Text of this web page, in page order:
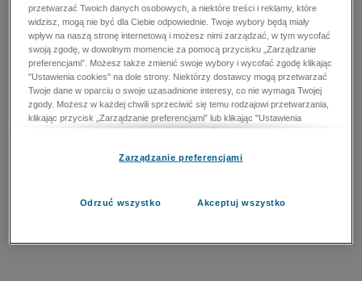
przetwarzać Twoich danych osobowych, a niektóre treści i reklamy, które
widzisz, mogą nie być dla Ciebie odpowiednie. Twoje wybory będą miały
wpływ na naszą stronę internetową i możesz nimi zarządzać, w tym wycofać
swoją zgodę, w dowolnym momencie za pomocą przycisku „Zarządzanie
preferencjami”. Możesz także zmienić swoje wybory i wycofać zgodę klikając
"Ustawienia cookies" na dole strony. Niektórzy dostawcy mogą przetwarzać
Twoje dane w oparciu o swoje uzasadnione interesy, co nie wymaga Twojej
zgody. Możesz w każdej chwili sprzeciwić się temu rodzajowi przetwarzania,
klikając przycisk „Zarządzanie preferencjami” lub klikając "Ustawienia
cookies" na dole strony. Nie możesz sprzeciwić się przetwarzaniu przez
zapobiegania oszustwom i naprawiania błędów, a w tym celu mogą zostać
przetwarzaniu danych osobowych w celu dostarczania i prezentacji reklam i
Zarządzanie preferencjami
Odrzuć wszystko Akceptuj wszystko